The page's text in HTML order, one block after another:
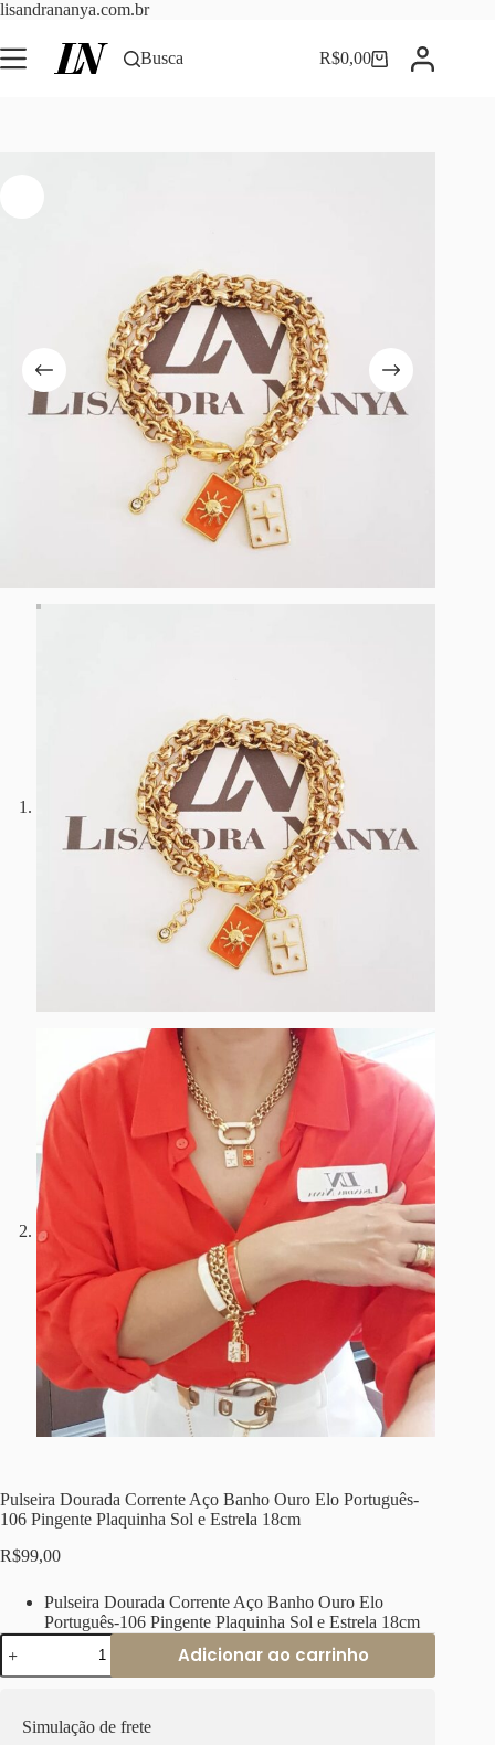
lisandrananya.com.brPular
o
conteúdo
Busca Carrinho
R$0,00
Pulseira Dourada Corrente Aço Banho Ouro Elo Português-
106 Pingente Plaquinha Sol e Estrela 18cm
R$99,00
Pulseira Dourada Corrente Aço Banho Ouro Elo
Português-106 Pingente Plaquinha Sol e Estrela 18cm
Pulseira
Dourada
Corrente
Ouro
Adicionar ao carrinho
Simulação de frete